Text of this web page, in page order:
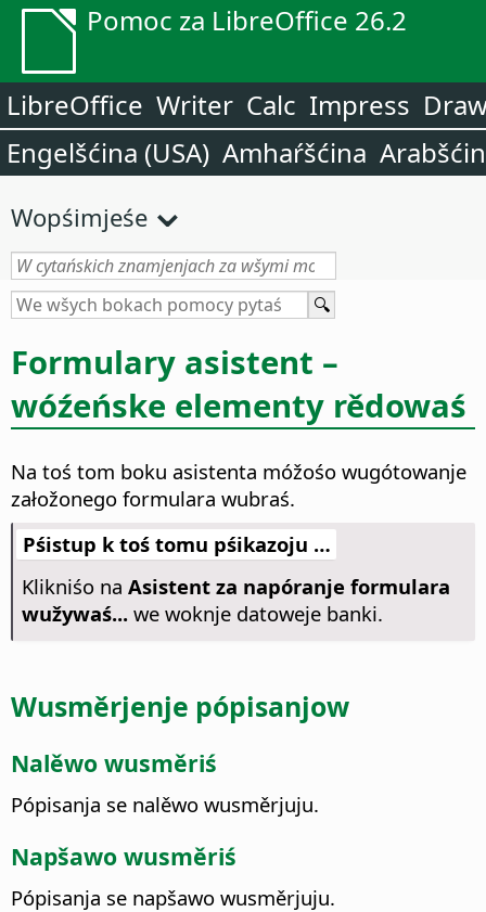
Pomoc za LibreOffice 26.2
LibreOffice Writer Calc Impress
Engelšćina (USA) Amhaŕšćina
Wopśimjeśe
Formulary asistent –
wóźeńske elementy rědowaś
Na toś tom boku asistenta móžośo wugótowanje
załožonego formulara wubraś.
Pśistup k toś tomu pśikazoju …
Klikniśo na Asistent za napóranje formulara
wužywaś...we woknje datoweje banki.
Wusměrjenje pópisanjow
Nalěwo wusměriś
Pópisanja se nalěwo wusměrjuju.
Napšawo wusměriś
Pópisanja se napšawo wusměrjuju.